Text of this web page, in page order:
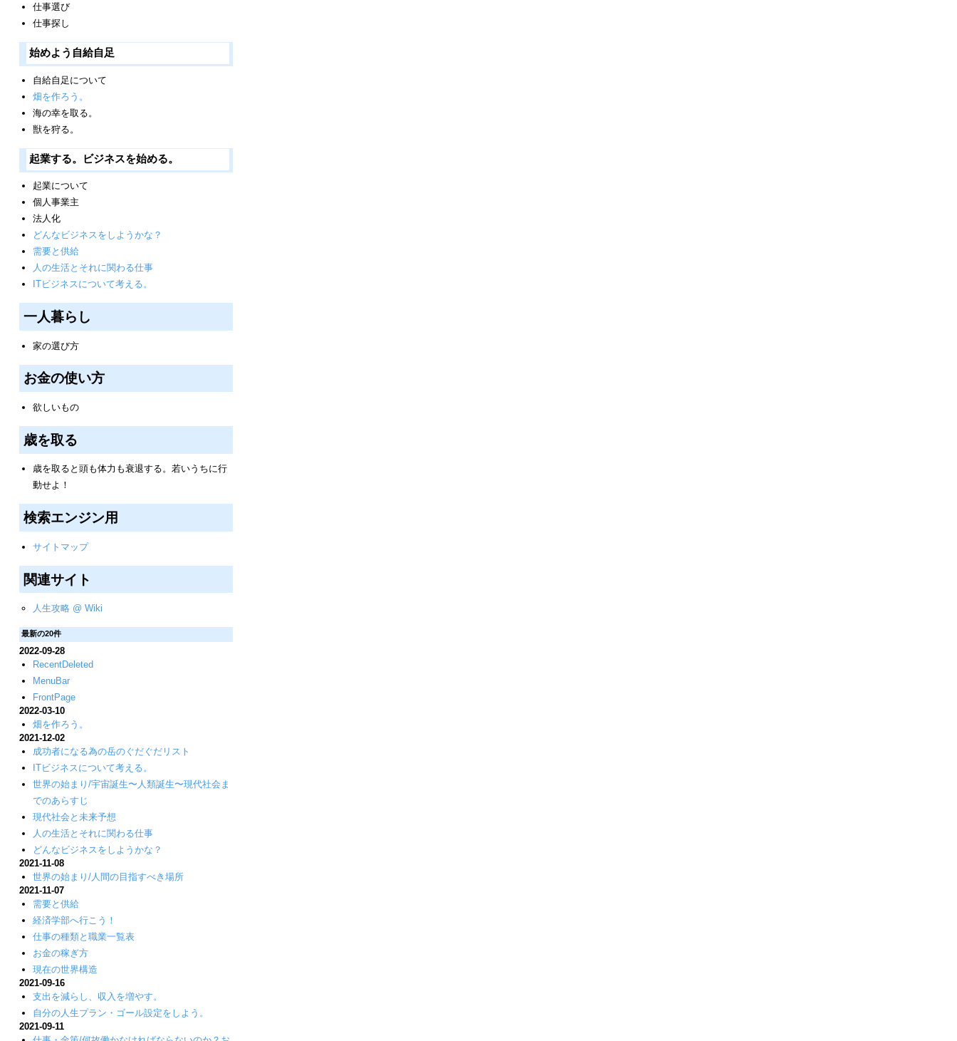
仕事選び
仕事探し
始めよう自給自足
自給自足について
畑を作ろう。
海の幸を取る。
獣を狩る。
起業する。ビジネスを始める。
起業について
個人事業主
法人化
どんなビジネスをしようかな？
需要と供給
人の生活とそれに関わる仕事
ITビジネスについて考える。
一人暮らし
家の選び方
お金の使い方
欲しいもの
歳を取る
歳を取ると頭も体力も衰退する。若いうちに行
動せよ！
検索エンジン用
サイトマップ
関連サイト
人生攻略 @ Wiki
最新の20件
2022-09-28
RecentDeleted
MenuBar
FrontPage
2022-03-10
畑を作ろう。
2021-12-02
成功者になる為の岳のぐだぐだリスト
ITビジネスについて考える。
世界の始まり/宇宙誕生〜人類誕生〜現代社会ま
でのあらすじ
現代社会と未来予想
人の生活とそれに関わる仕事
どんなビジネスをしようかな？
2021-11-08
世界の始まり/人間の目指すべき場所
2021-11-07
需要と供給
経済学部へ行こう！
仕事の種類と職業一覧表
お金の稼ぎ方
現在の世界構造
2021-09-16
支出を減らし、収入を増やす。
自分の人生プラン・ゴール設定をしよう。
2021-09-11